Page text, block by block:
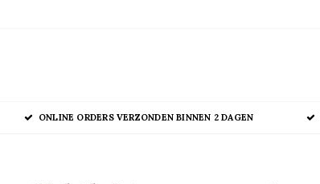
ONLINE ORDERS VERZONDEN BINNEN 2 DAGEN